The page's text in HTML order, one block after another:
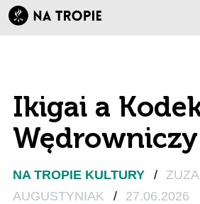
Ikigai a
Wędrowniczy
NA TROPIE KULTURY /
AUGUSTYNIAK
/ 27.06.2026